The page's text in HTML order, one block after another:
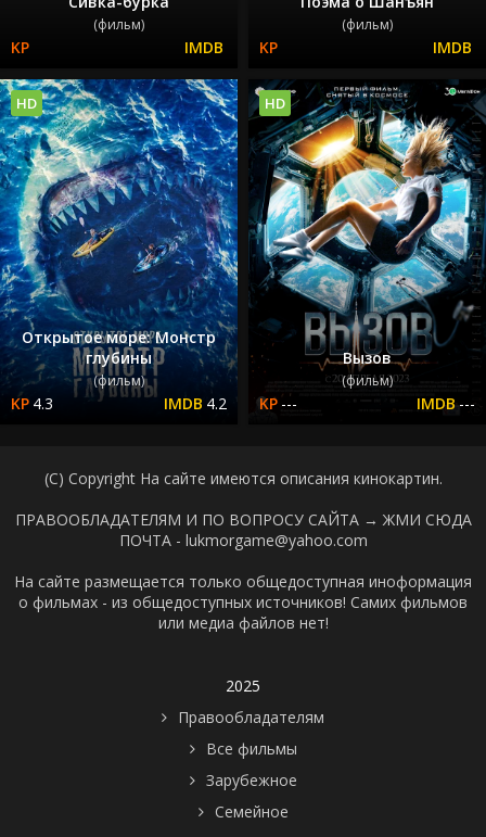
(фильм) (фильм)
Открытое море: Монстр
глубины
(фильм)
4.3 4.2
HD
Вызов
(фильм)
--- ---
HD
(C) Copyright На сайте имеются описания кинокартин.
ПРАВООБЛАДАТЕЛЯМ И ПО ВОПРОСУ САЙТА → ЖМИ СЮДА
ПОЧТА - lukmorgame@yahoo.com
На сайте размещается только общедоступная иноформация
о фильмах - из общедоступных источников! Самих фильмов
или медиа файлов нет!
2025
Правообладателям
Все фильмы
Зарубежное
Семейное